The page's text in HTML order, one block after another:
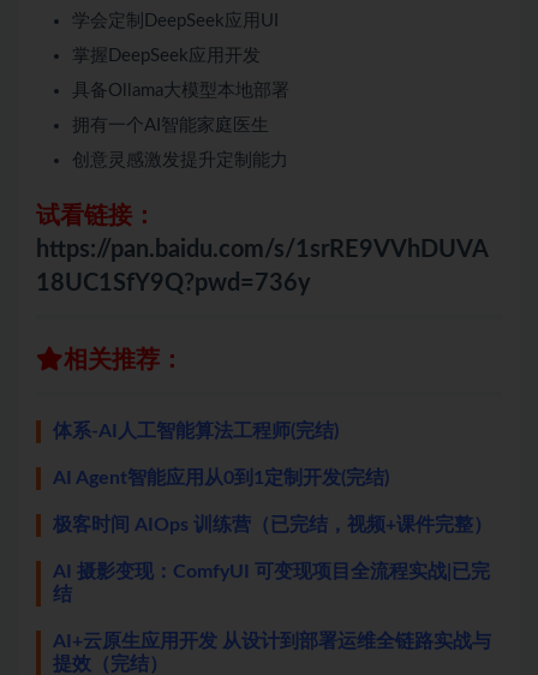
学会定制DeepSeek应用UI
掌握DeepSeek应用开发
具备Ollama大模型本地部署
拥有一个AI智能家庭医生
创意灵感激发提升定制能力
试看链接：
https://pan.baidu.com/s/1srRE9VVhDUVA
18UC1SfY9Q?pwd=736y
相关推荐：
体系-AI人工智能算法工程师(完结)
AI Agent智能应用从0到1定制开发(完结)
极客时间 AIOps 训练营（已完结，视频+课件完整）
AI 摄影变现：ComfyUI 可变现项目全流程实战|已完
结
AI+云原生应用开发 从设计到部署运维全链路实战与
提效（完结）